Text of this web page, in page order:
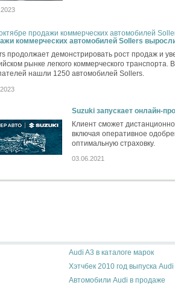
коммерческих автомобилей Sollers
продолжает демонстрировать рост продаж и
рынке легкого коммерческого транспорта.
нашли 1250 автомобилей Sollers.
Suzuki запускает онлайн-
Клиент сможет
включая оперативное
оптимальную страховку.
03.06.2021
Audi A3 в каталоге марок
Хэтчбек 2010 год выпуска
Автомобили Audi в продаже